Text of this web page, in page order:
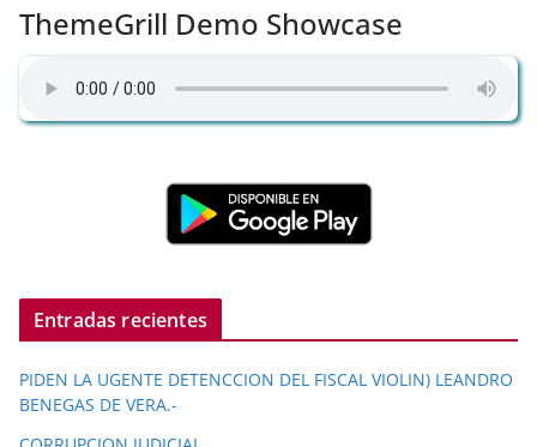
ThemeGrill Demo Showcase
Entradas recientes
PIDEN LA UGENTE DETENCCION DEL FISCAL VIOLIN) LEANDRO
BENEGAS DE VERA.-